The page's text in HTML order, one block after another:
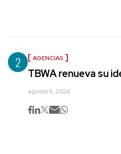
2 AGENCIAS
TBWA renueva su
agosto 5, 2026